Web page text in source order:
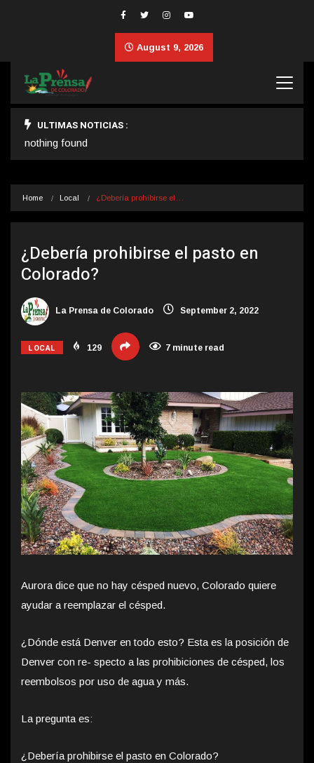
August 9, 2026
ULTIMAS NOTICIAS :
nothing found
Home Local ¿Debería prohibirse el…
¿Debería prohibirse el pasto en
Colorado?
La Prensa de Colorado September 2, 2022
LOCAL 129 7 minute read
Aurora dice que no hay césped nuevo, Colorado quiere
ayudar a reemplazar el césped.
¿Dónde está Denver en todo esto? Esta es la posición de
Denver con re- specto a las prohibiciones de césped, los
reembolsos por uso de agua y más.
La pregunta es:
¿Debería prohibirse el pasto en Colorado?